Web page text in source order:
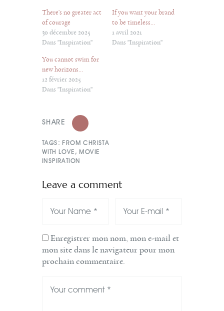
There’s no greater act
of courage
30 décembre 2025
Dans "Inspiration"
If you want your brand
to be timeless…
1 avril 2021
Dans "Inspiration"
You cannot swim for
new horizons…
12 février 2025
Dans "Inspiration"
SHARE
TAGS: FROM CHRISTA
WITH LOVE , MOVIE
INSPIRATION
Leave a comment
Enregistrer mon nom, mon e-mail et
mon site dans le navigateur pour mon
prochain commentaire.